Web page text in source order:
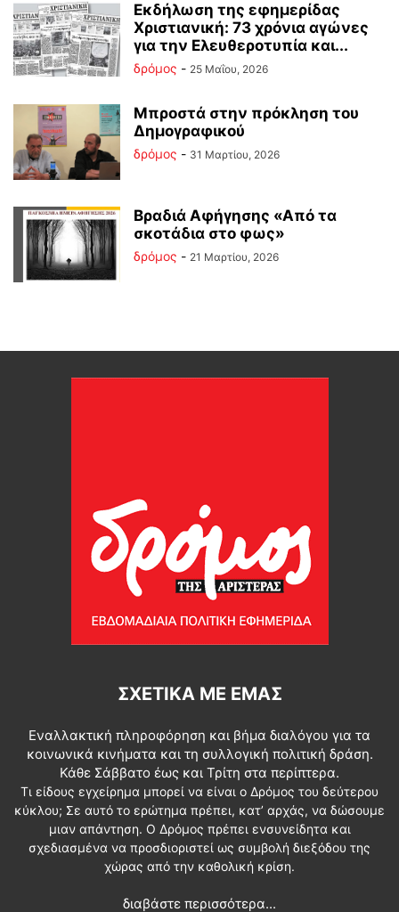
Εκδήλωση της εφημερίδας
Χριστιανική: 73 χρόνια αγώνες
για την Ελευθεροτυπία και...
δρόμος - 25 Μαΐου, 2026
Μπροστά στην πρόκληση του
Δημογραφικού
δρόμος - 31 Μαρτίου, 2026
Βραδιά Αφήγησης «Από τα
σκοτάδια στο φως»
δρόμος - 21 Μαρτίου, 2026
ΣΧΕΤΙΚΆ ΜΕ ΕΜΆΣ
Εναλλακτική πληροφόρηση και βήμα διαλόγου για τα
κοινωνικά κινήματα και τη συλλογική πολιτική δράση.
Κάθε Σάββατο έως και Τρίτη στα περίπτερα.
Τι είδους εγχείρημα μπορεί να είναι ο Δρόμος του δεύτερου
κύκλου; Σε αυτό το ερώτημα πρέπει, κατ’ αρχάς, να δώσουμε
μιαν απάντηση. Ο Δρόμος πρέπει ενσυνείδητα και
σχεδιασμένα να προσδιοριστεί ως συμβολή διεξόδου της
χώρας από την καθολική κρίση.
διαβάστε περισσότερα...